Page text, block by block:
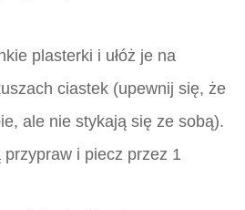
plasterki i ułóż je na
ciastek (upewnij się, że
ale nie stykają się ze sobą).
i piecz przez 1